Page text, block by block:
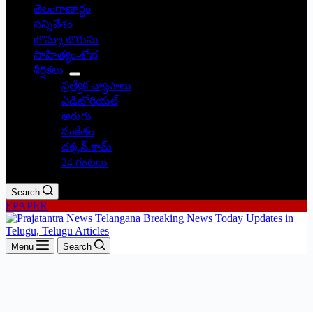
తెలంగాణార్థం
సన్నివేశం
బొమ్మా బొరుసు
సాహిత్యం-శోభ
శీర్షికలు
ప్రత్యేక వ్యాసాలు
ఎడిటోరియల్
అరుగు
సంకేతం
దక్కన్.కామ్
24 గంటలు
Search
EPAPER
Menu Search